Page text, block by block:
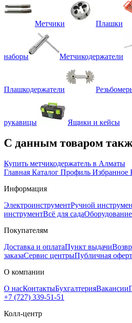
Метчики Плашки
наборы Метчикодержатели
Плашкодержатели
рукавицы Ящики и кейсы
С данным товаром
Купить метчикодержатель в Алматы
Главная Каталог Профиль Избранное
Информация
ЭлектроинструментРучной
инструментВсё для садаОборудование
Покупателям
Доставка и оплатаПункт выдачи
заказаСервис центрыПубличная
О компании
О насКонтактыБухгалтерияВакансии
+7 (727) 339-51-51
Колл-центр